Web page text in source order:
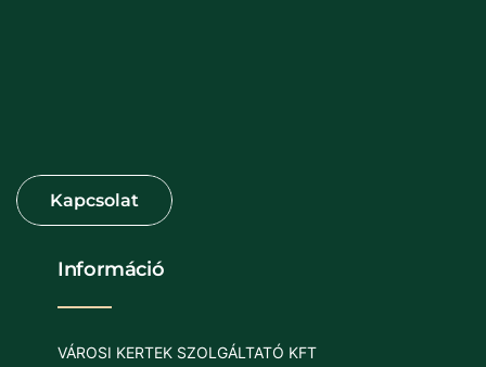
Információ
VÁROSI KERTEK SZOLGÁLTATÓ KFT